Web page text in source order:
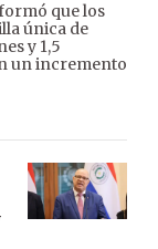
que los
única de
y 1,5
un incremento